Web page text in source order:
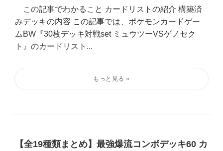
この記事でわかること カードリストの紹介 構築済
みデッキの内容 この記事では、ポケモンカードゲー
ムBW『30枚デッキ対戦set ミュウツーVSゲノセク
ト』のカードリスト...
【全19種類まとめ】最強爆流コンボデッキ60 カ